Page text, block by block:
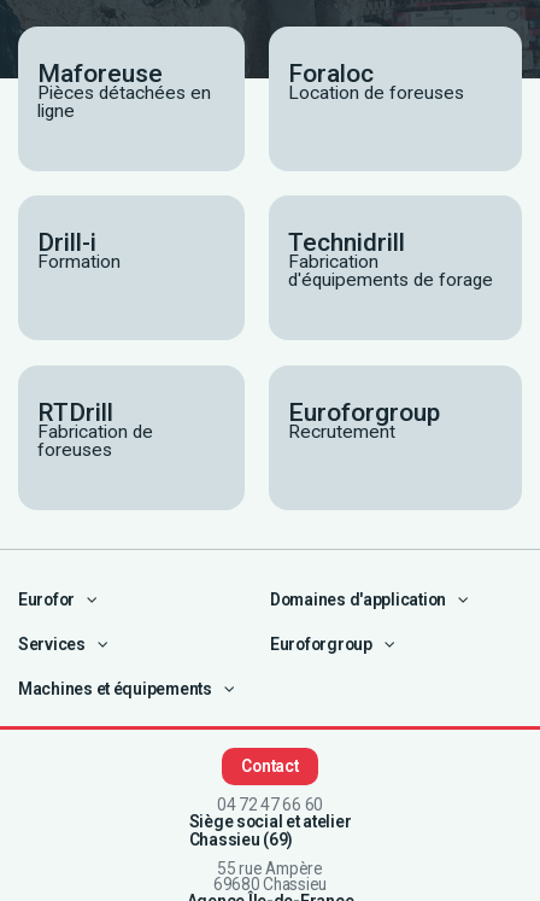
Maforeuse
Pièces détachées en
ligne
Foraloc
Location de foreuses
Drill-i
Formation
Technidrill
Fabrication
d'équipements de forage
RTDrill
Fabrication de
foreuses
Euroforgroup
Recrutement
Eurofor Domaines d'application
Services Euroforgroup
Machines et équipements
Contact
04 72 47 66 60
Siège social et atelier
Chassieu (69)
55 rue Ampère
69680 Chassieu